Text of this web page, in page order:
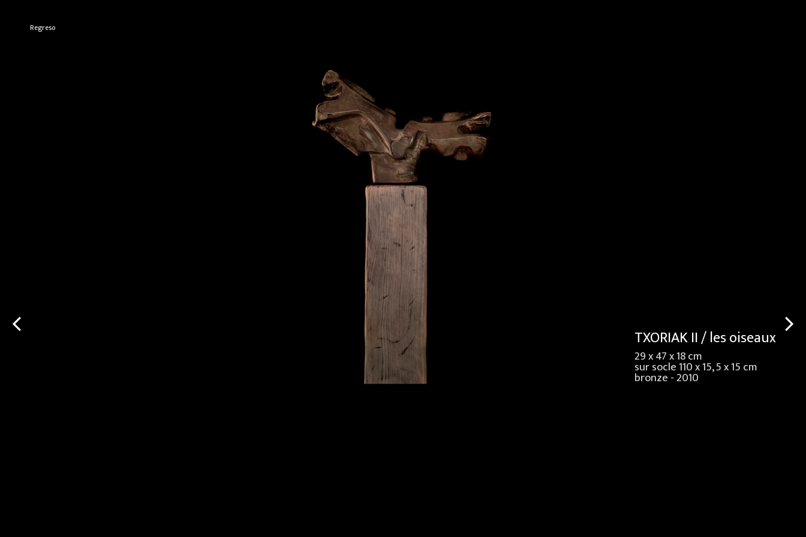
Regreso
TXORIAK II / les oiseaux
29 x 47 x 18 cm
sur socle 110 x 15, 5 x 15 cm
bronze - 2010